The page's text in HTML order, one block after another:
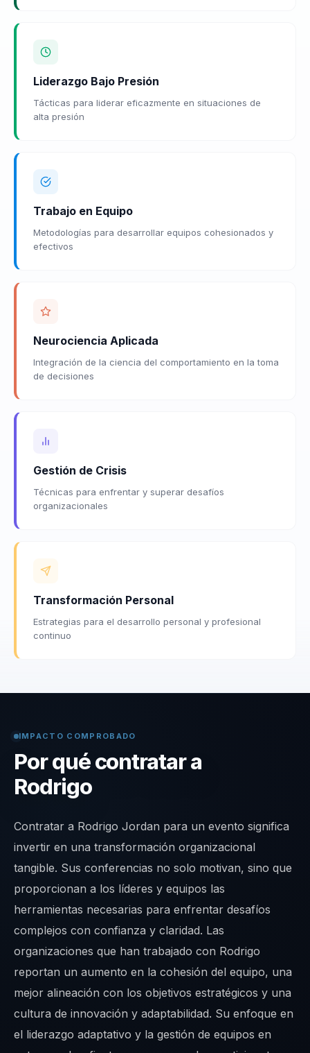
Liderazgo Bajo Presión
Tácticas para liderar eficazmente en situaciones de
alta presión
Trabajo en Equipo
Metodologías para desarrollar equipos cohesionados y
efectivos
Neurociencia Aplicada
Integración de la ciencia del comportamiento en la toma
de decisiones
Gestión de Crisis
Técnicas para enfrentar y superar desafíos
organizacionales
Transformación Personal
Estrategias para el desarrollo personal y profesional
continuo
IMPACTO COMPROBADO
Por qué contratar a
Rodrigo
Contratar a Rodrigo Jordan para un evento significa
invertir en una transformación organizacional
tangible. Sus conferencias no solo motivan, sino que
proporcionan a los líderes y equipos las
herramientas necesarias para enfrentar desafíos
complejos con confianza y claridad. Las
organizaciones que han trabajado con Rodrigo
reportan un aumento en la cohesión del equipo, una
mejor alineación con los objetivos estratégicos y una
cultura de innovación y adaptabilidad. Su enfoque en
el liderazgo adaptativo y la gestión de equipos en